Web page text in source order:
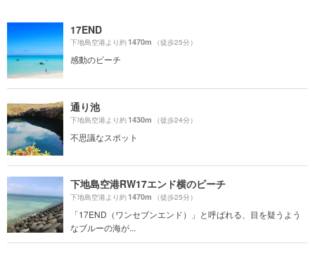
17END
下地島空港より約1470m （徒歩25分）
感動のビーチ
通り池
下地島空港より約1430m （徒歩24分）
不思議なスポット
下地島空港RW17エンド横のビーチ
下地島空港より約1470m （徒歩25分）
「17END（ワンセブンエンド）」と呼ばれる、目を疑うよう
なブルーの海が...